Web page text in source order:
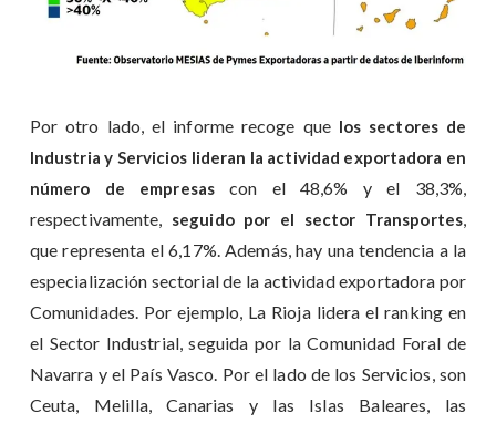
Por otro lado, el informe recoge que los sectores de
Industria y Servicios lideran la actividad exportadora en
número de empresascon el 48,6% y el 38,3%,
respectivamente, seguido por el sector Transportes,
que representa el 6,17%. Además, hay una tendencia a la
especialización sectorial de la actividad exportadora por
Comunidades. Por ejemplo, La Rioja lidera el ranking en
el Sector Industrial, seguida por la Comunidad Foral de
Navarra y el País Vasco. Por el lado de los Servicios, son
Ceuta, Melilla, Canarias y las Islas Baleares, las